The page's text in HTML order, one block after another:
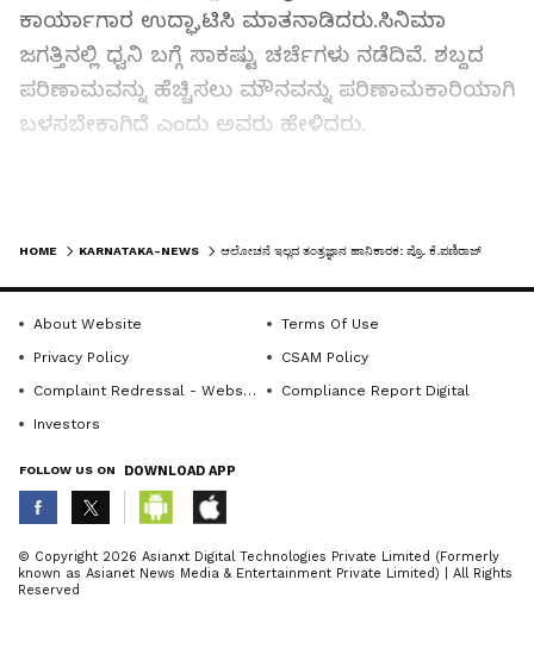
ಕಾರ್ಯಾಗಾರ ಉದ್ಘಾಟಿಸಿ ಮಾತನಾಡಿದರು.ಸಿನಿಮಾ
ಜಗತ್ತಿನಲ್ಲಿ ಧ್ವನಿ ಬಗ್ಗೆ ಸಾಕಷ್ಟು ಚರ್ಚೆಗಳು ನಡೆದಿವೆ. ಶಬ್ದದ
ಪರಿಣಾಮವನ್ನು ಹೆಚ್ಚಿಸಲು ಮೌನವನ್ನು ಪರಿಣಾಮಕಾರಿಯಾಗಿ
ಬಳಸಬೇಕಾಗಿದೆ ಎಂದು ಅವರು ಹೇಳಿದರು.
ಸೌಂದರ್ಯ ಪ್ರಜ್ಞೆಯ ಅಗತ್ಯವನ್ನು ಒತ್ತಿ ಹೇಳಿದರು.ನಂತರ ಶ್ರೀ
ಋತ್ವಿಕ್ ಕಾಯ್ಕಿಣಿ ಅವರು ಧ್ವನಿ ವಿನ್ಯಾಸದ ಮೂಲಭೂತ
ಅಂಶಗಳೊಂದಿಗೆ ಕಾರ್ಯಾಗಾರವನ್ನು
ಪ್ರಾರಂಭಿಸಿದರು.ಕಾರ್ಯಾಗಾರ ಅ.25ರಂದು ವರೆಗೆ
ಜಿಸಿಪಿಎಎಸ್, ಮಾಹೆಯಲ್ಲಿರುವ ಸರ್ವೋದಯ
ಸಭಾಂಗಣದಲ್ಲಿ ನಡೆಯಲಿದೆ.
ABOUT THE AUTHOR
K KannadaprabhaNewsNetwork
HOME KARNATAKA-NEWS ಆಲೋಚನೆ ಇಲ್ಲದ ತಂತ್ರಜ್ಞಾನ ಹಾನಿಕಾರಕ: ಪ್ರೊ. ಕೆ.ಪಣಿರಾಜ್
About Website
Terms Of Use
Privacy Policy
CSAM Policy
Complaint Redressal - Website
Compliance Report Digital
Investors
FOLLOW US ON DOWNLOAD APP
© Copyright 2026 Asianxt Digital Technologies Private Limited (Formerly
known as Asianet News Media & Entertainment Private Limited) | All Rights
Reserved